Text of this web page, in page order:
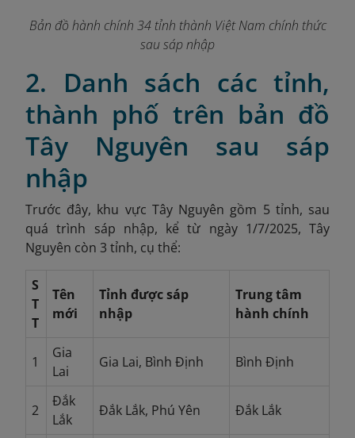
Bản đồ hành chính 34 tỉnh thành Việt Nam chính thức
sau sáp nhập
2. Danh sách các tỉnh,
thành phố trên bản đồ
Tây Nguyên sau sáp
nhập
Trước đây, khu vực Tây Nguyên gồm 5 tỉnh, sau
quá trình sáp nhập, kể từ ngày 1/7/2025, Tây
Nguyên còn 3 tỉnh, cụ thể:
S
T
T
Tên
mới
Tỉnh được sáp
nhập
Trung tâm
hành chính
1
Gia
Lai
Gia Lai, Bình Định Bình Định
2
Đắk
Lắk
Đắk Lắk, Phú Yên Đắk Lắk